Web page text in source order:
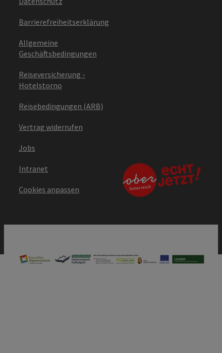
Barrierefreiheitserklärung
Allgemeine
Geschäftsbedingungen
Reiseversicherung -
Hotelstorno
Reisebedingungen (ARB)
Vertrag widerrufen
Jobs
Intranet
Cookies anpassen